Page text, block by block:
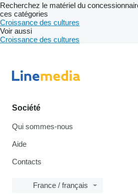
Recherchez le matériel du
ces catégories
Croissance des cultures
Voir aussi
Croissance des cultures
Société
Qui sommes-nous
Aide
Contacts
France / français